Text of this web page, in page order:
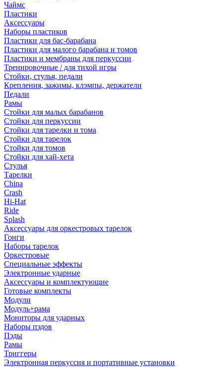
Чаймс
Пластики
Аксессуары
Наборы пластиков
Пластики для бас-барабана
Пластики для малого барабана и томов
Пластики и мембраны для перкуссии
Тренировочные / для тихой игры
Стойки, стулья, педали
Крепления, зажимы, клэмпы, держатели
Педали
Рамы
Стойки для малых барабанов
Стойки для перкуссии
Стойки для тарелки и тома
Стойки для тарелок
Стойки для томов
Стойки для хай-хета
Стулья
Тарелки
China
Crash
Hi-Hat
Ride
Splash
Аксессуары для оркестровых тарелок
Гонги
Наборы тарелок
Оркестровые
Специальные эффекты
Электронные ударные
Аксессуары и комплектующие
Готовые комплекты
Модули
Модуль+рама
Мониторы для ударных
Наборы пэдов
Пэды
Рамы
Триггеры
Электронная перкуссия и портативные установки